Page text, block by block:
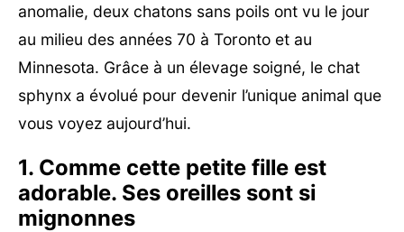
anomalie, deux chatons sans poils ont vu le jour
au milieu des années 70 à Toronto et au
Minnesota. Grâce à un élevage soigné, le chat
sphynx a évolué pour devenir l’unique animal que
vous voyez aujourd’hui.
1. Comme cette petite fille est
adorable. Ses oreilles sont si
mignonnes